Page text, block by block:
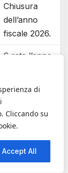
di
Cliccando su
Accept All
Chiusura
dell’anno
fiscale 2026.
6 rate l’anno
Set, Nov).
definitiva del